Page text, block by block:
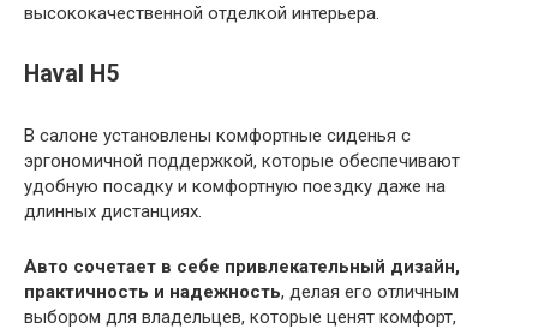
высококачественной отделкой интерьера.
Haval H5
В салоне установлены комфортные сиденья с
эргономичной поддержкой, которые обеспечивают
удобную посадку и комфортную поездку даже на
длинных дистанциях.
Авто сочетает в себе привлекательный дизайн,
практичность и надежность, делая его отличным
выбором для владельцев, которые ценят комфорт,